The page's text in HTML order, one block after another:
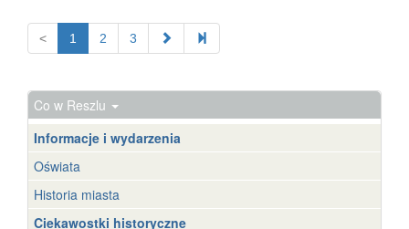
< 1 2 3
Co w Reszlu
Informacje i wydarzenia
Oświata
Historia miasta
Ciekawostki historyczne